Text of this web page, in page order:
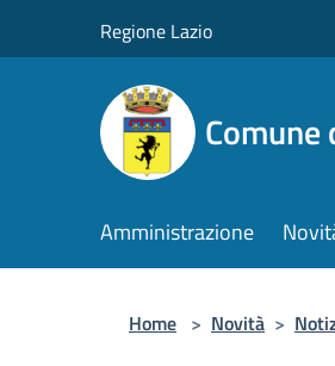
Regione Lazio
Comune
Amministrazione
Home > Novità >